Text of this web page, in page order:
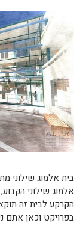
בית אלמוג שילוני
הקרקע לבית זה
בפרויקט וכאן אתם